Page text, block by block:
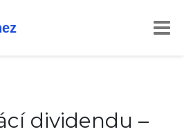
dividendu –